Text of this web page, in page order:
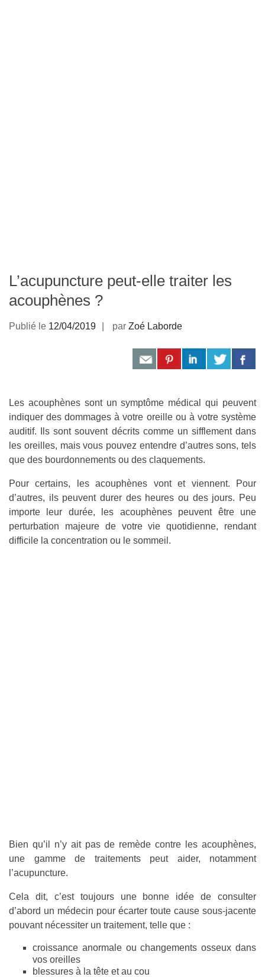
L’acupuncture peut-elle traiter les
acouphènes ?
Publié le 12/04/2019 par Zoé Laborde
Les acouphènes sont un symptôme médical qui peuvent
indiquer des dommages à votre oreille ou à votre système
auditif. Ils sont souvent décrits comme un sifflement dans
les oreilles, mais vous pouvez entendre d’autres sons, tels
que des bourdonnements ou des claquements.
Pour certains, les acouphènes vont et viennent. Pour
d’autres, ils peuvent durer des heures ou des jours. Peu
importe leur durée, les acouphènes peuvent être une
perturbation majeure de votre vie quotidienne, rendant
difficile la concentration ou le sommeil.
Bien qu’il n’y ait pas de remède contre les acouphènes,
une gamme de traitements peut aider, notamment
l’acupuncture.
Cela dit, c’est toujours une bonne idée de consulter
d’abord un médecin pour écarter toute cause sous-jacente
pouvant nécessiter un traitement, telle que :
croissance anormale ou changements osseux dans
vos oreilles
blessures à la tête et au cou